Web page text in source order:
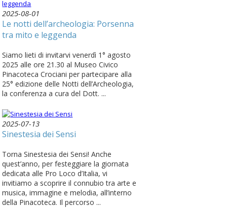
2025-08-01
Le notti dell’archeologia: Porsenna
tra mito e leggenda
Siamo lieti di invitarvi venerdì 1° agosto
2025 alle ore 21.30 al Museo Civico
Pinacoteca Crociani per partecipare alla
25° edizione delle Notti dell’Archeologia,
la conferenza a cura del Dott. ...
2025-07-13
Sinestesia dei Sensi
Torna Sinestesia dei Sensi! Anche
quest’anno, per festeggiare la giornata
dedicata alle Pro Loco d’Italia, vi
invitiamo a scoprire il connubio tra arte e
musica, immagine e melodia, all’interno
della Pinacoteca. Il percorso ...